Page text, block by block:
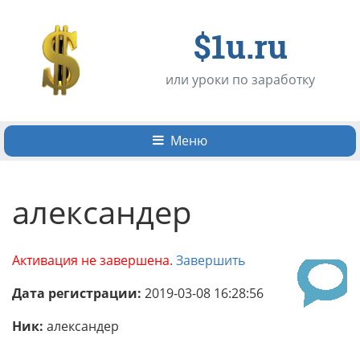
$1u.ru
или уроки по заработку
Меню
александер
Активация не завершена. Завершить
Дата регистрации: 2019-03-08 16:28:56
Ник: александер